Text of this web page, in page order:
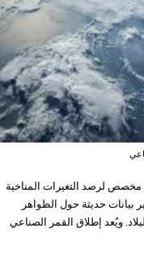
مخصص لرصد التغيرات المناخية
بيانات حديثة حول الظواهر
ويُعد إطلاق القمر الصناعي